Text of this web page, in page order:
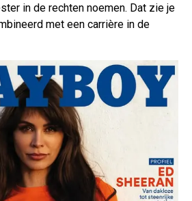
in de rechten noemen. Dat zie je
met een carrière in de